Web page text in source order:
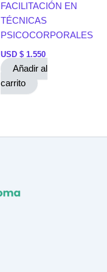
FACILITACIÓN EN
TÉCNICAS
PSICOCORPORALES
USD $ 1.550
Añadir al
carrito